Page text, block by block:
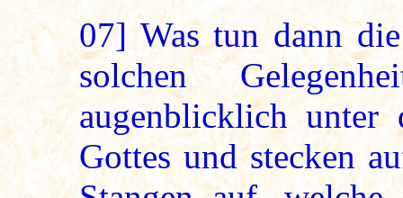
07] Was tun dann
solchen
augenblicklich unter
Gottes und stecken